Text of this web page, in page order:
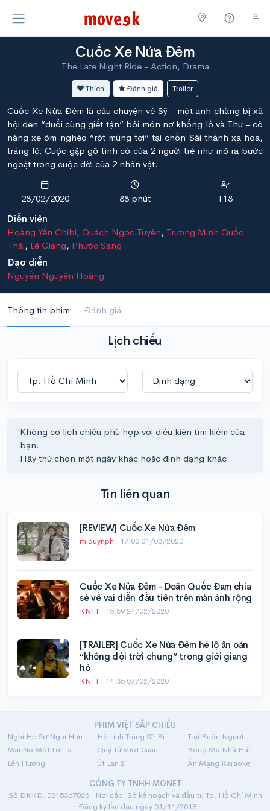
Cuốc Xe Nửa Đêm
The Late Night Ride - Action, Drama
Thích Đánh giá Trailer
Cuốc Xe Nửa Đêm là câu chuyện về Sỹ - một anh chàng bị xã
hội đen “đuổi cùng giết tận” bởi món nợ khổng lồ và Thư - cô
nàng xe ôm nghèo “rớt mùng tơi” tại chốn Sài thành xa hoa,
tráng lệ. Cuộc gặp gỡ tình cờ của 2 người trẻ như mở ra bước
ngoặt trong cuộc đời của 2 nhân vật.
28/02/2020 88 phút
T18
Diễn viên
Hoàng Yến Chibi, Quách Ngọc Tuyên, Trương Minh Quốc
Thái, Lê Giang, Phước Sang
Đạo diễn
Nguyễn Nguyên Hoàng
Thông tin phim Đánh giá
Lịch chiếu
Không có lịch chiếu phù hợp với điều kiện tìm kiếm của
bạn.
Hãy thử chọn một ngày khác hoặc định dạng khác.
Tin liên quan
[REVIEW] Cuốc Xe Nửa Đêm
miduynph · 17:00 01/03/2020
Cuốc Xe Nửa Đêm - Doãn Quốc Đam chia
sẻ về vai diễn đầu tiên trên màn ảnh rộng
KNTT · 15:59 24/02/2020
[TRAILER] Cuốc Xe Nửa Đêm hé lộ ân oán
“không đội trời chung” trong giới giang
hồ
KNTT · 14:35 07/02/2020
PHIM VIỆT SẮP CHIẾU
Nghỉ Hè Sợ Nghỉ Hưu
Hộ Linh Tráng Sĩ: Bí Ẩn Mộ Vua Đinh
Trại Buôn Người
Mãi Nợ Một Lời Tạm Biệt
Quý Tử Vượt Giàu
Bóng Ma Nhà Hát
Lên Hương
Út Lan 2
Án Mạng Karaoke
CÔNG TY TNHH MONET
Số ĐKKD: 0315367026 · Nơi cấp: Sở kế hoạch và đầu tư Tp. Hồ Chí Minh
· Đăng ký lần đầu ngày 01/11/2018